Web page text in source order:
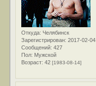
Откуда: Челябинск
Зарегистрирован: 2017-02-04
Сообщений: 427
Пол: Мужской
Возраст: 42[1983-08-14]